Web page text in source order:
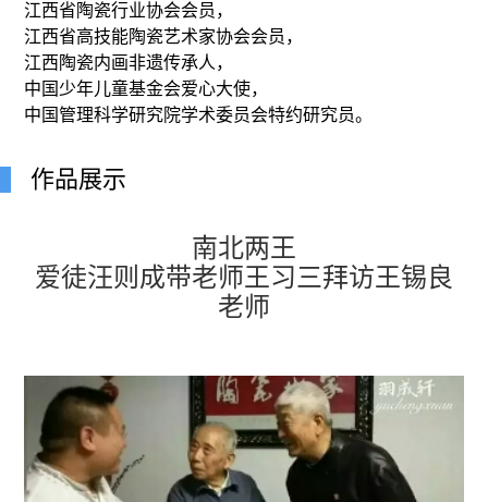
江西省陶瓷行业协会会员，
江西省高技能陶瓷艺术家协会会员，
江西陶瓷内画非遗传承人，
中国少年儿童基金会爱心大使，
中国管理科学研究院学术委员会特约研究员。
作品展示
南北两王
爱徒汪则成带老师王习三拜访王锡良
老师